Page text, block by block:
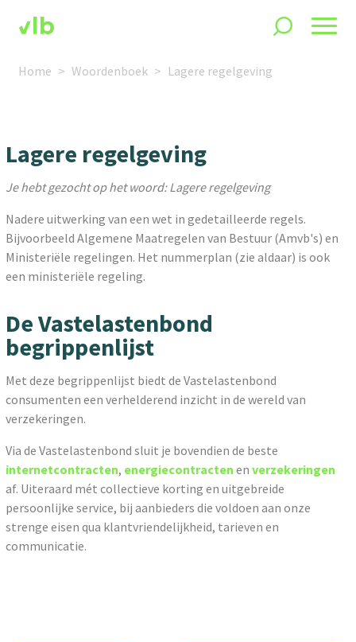
Home Woordenboek Lagere regelgeving
Lagere regelgeving
Je hebt gezocht op het woord: Lagere regelgeving
Nadere uitwerking van een wet in gedetailleerde regels.
Bijvoorbeeld Algemene Maatregelen van Bestuur (Amvb's) en
Ministeriële regelingen. Het nummerplan (zie aldaar) is ook
een ministeriële regeling.
De Vastelastenbond
begrippenlijst
Met deze begrippenlijst biedt de Vastelastenbond
consumenten een verhelderend inzicht in de wereld van
verzekeringen.
Via de Vastelastenbond sluit je bovendien de beste
internetcontracten, energiecontracten enverzekeringen
af. Uiteraard mét collectieve korting en uitgebreide
persoonlijke service, bij aanbieders die voldoen aan onze
strenge eisen qua klantvriendelijkheid, tarieven en
communicatie.